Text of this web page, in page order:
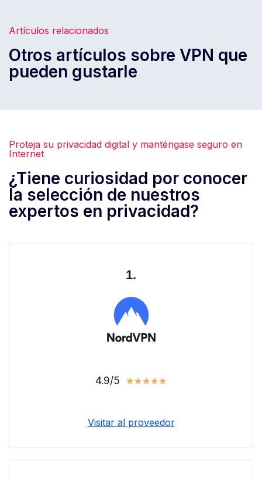
Artículos relacionados
Otros artículos sobre VPN que
pueden gustarle
Proteja su privacidad digital y manténgase seguro en
Internet
¿Tiene curiosidad por conocer
la selección de nuestros
expertos en privacidad?
1.
4.9/5 ★★★★★
Visitar al proveedor